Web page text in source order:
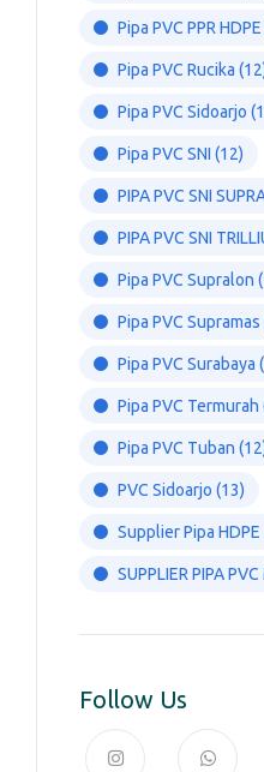
Pipa PVC PPR
Pipa PVC Rucika
Pipa PVC Sidoarjo
Pipa PVC SNI (12)
PIPA PVC SNI
PIPA PVC SNI
Pipa PVC Supralon
Pipa PVC Supramas
Pipa PVC Surabaya
Pipa PVC Termurah
Pipa PVC Tuban
PVC Sidoarjo (13)
Supplier Pipa HDPE
SUPPLIER PIPA
Follow Us